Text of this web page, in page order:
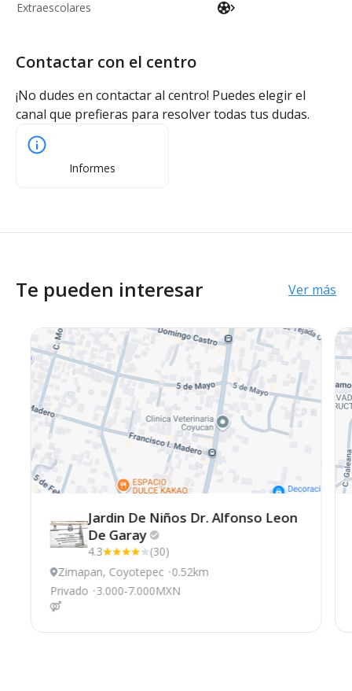
Extraescolares
Contactar con el centro
¡No dudes en contactar al centro! Puedes elegir el
canal que prefieras para resolver todas tus dudas.
Informes
Te pueden interesar Ver más
Jardin De Niños Dr. Alfonso Leon
De Garay
4.3
(30)
Zimapan, Coyotepec 0.52km
Privado 3.000-7.000MXN